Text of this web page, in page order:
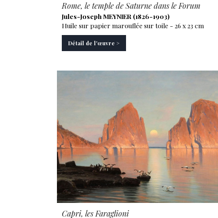
Rome, le temple de Saturne dans le Forum
Jules-Joseph MEYNIER (1826-1903)
Huile sur papier marouflée sur toile - 26 x 23 cm
Détail de l'œuvre >
Capri, les Faraglioni